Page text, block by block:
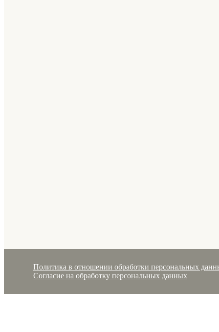
Политика в отношении обработки персональных
Согласие на обработку персональных данных